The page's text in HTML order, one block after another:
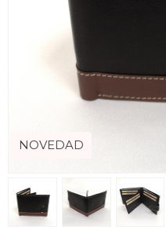
NOVEDAD